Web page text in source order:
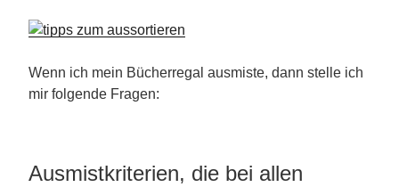
Wenn ich mein Bücherregal ausmiste, dann stelle ich
mir folgende Fragen:
Ausmistkriterien, die bei allen